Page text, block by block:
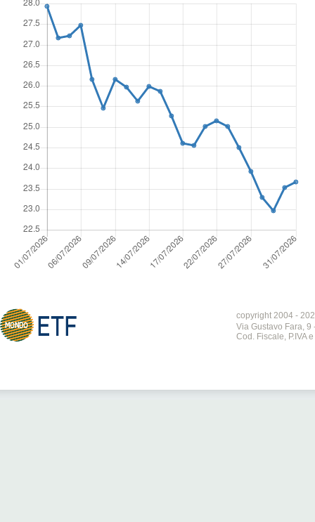
copyright 2004 -
Via Gustavo Fara, 9
Cod. Fiscale, P.IVA